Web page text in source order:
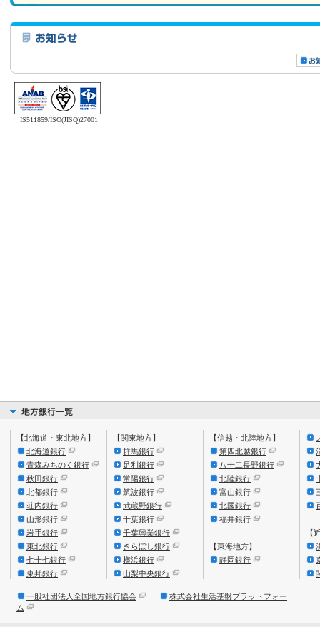
IS511859/ISO(JISQ)27001
【北海道・東北地方】
北海道銀行
青森みちのく銀行
秋田銀行
北都銀行
荘内銀行
山形銀行
岩手銀行
東北銀行
七十七銀行
東邦銀行
【関東地方】
群馬銀行
足利銀行
常陽銀行
筑波銀行
武蔵野銀行
千葉銀行
千葉興業銀行
きらぼし銀行
横浜銀行
山梨中央銀行
【信越・北陸地方】
第四北越銀行
八十二長野銀行
北陸銀行
富山銀行
北國銀行
福井銀行
【東海地方】
静岡銀行
【
一般社団法人全国地方銀行協会
株式会社生活基盤プラットフォー
ム